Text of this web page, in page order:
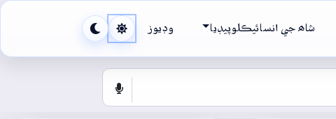
شاھ جي انسائيڪلوپيڊيا وڊيوز